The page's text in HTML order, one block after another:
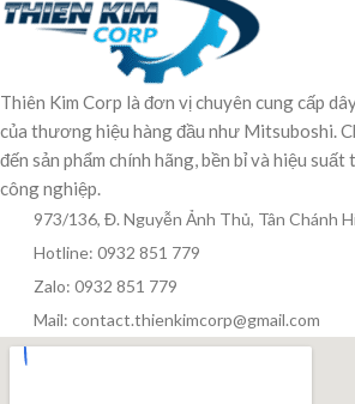
Thiên Kim Corp là đơn vị chuyên cung cấp
của thương hiệu hàng đầu như Mitsuboshi.
đến sản phẩm chính hãng, bền bỉ và hiệu suất
công nghiệp.
973/136, Đ. Nguyễn Ảnh Thủ, Tân Chánh
Hotline: 0932 851 779
Zalo: 0932 851 779
Mail: contact.thienkimcorp@gmail.com